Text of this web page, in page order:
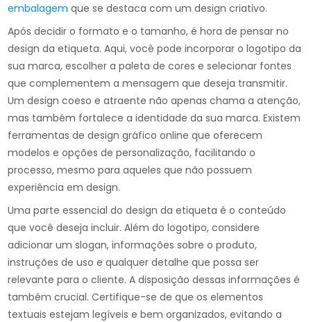
embalagem que se destaca com um design criativo.
Após decidir o formato e o tamanho, é hora de pensar no
design da etiqueta. Aqui, você pode incorporar o logotipo da
sua marca, escolher a paleta de cores e selecionar fontes
que complementem a mensagem que deseja transmitir.
Um design coeso e atraente não apenas chama a atenção,
mas também fortalece a identidade da sua marca. Existem
ferramentas de design gráfico online que oferecem
modelos e opções de personalização, facilitando o
processo, mesmo para aqueles que não possuem
experiência em design.
Uma parte essencial do design da etiqueta é o conteúdo
que você deseja incluir. Além do logotipo, considere
adicionar um slogan, informações sobre o produto,
instruções de uso e qualquer detalhe que possa ser
relevante para o cliente. A disposição dessas informações é
também crucial. Certifique-se de que os elementos
textuais estejam legíveis e bem organizados, evitando a